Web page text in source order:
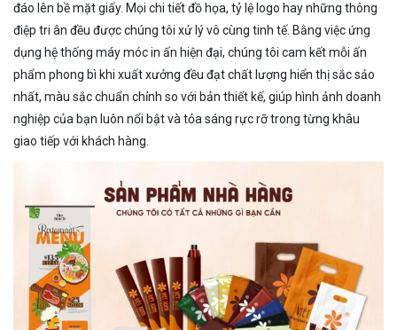
đáo lên bề mặt giấy. Mọi chi tiết đồ họa, tỷ lệ logo hay những thông
điệp tri ân đều được chúng tôi xử lý vô cùng tinh tế. Bằng việc ứng
dụng hệ thống máy móc in ấn hiện đại, chúng tôi cam kết mỗi ấn
phẩm phong bì khi xuất xưởng đều đạt chất lượng hiển thị sắc sảo
nhất, màu sắc chuẩn chỉnh so với bản thiết kế, giúp hình ảnh doanh
nghiệp của bạn luôn nổi bật và tỏa sáng rực rỡ trong từng khâu
giao tiếp với khách hàng.